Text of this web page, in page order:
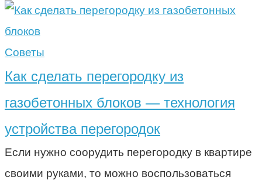
Советы
Как сделать перегородку из
газобетонных блоков — технология
устройства перегородок
Если нужно соорудить перегородку в квартире
своими руками, то можно воспользоваться